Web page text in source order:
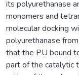
its polyurethanase
monomers and
molecular docking
polyurethanase
that the PU bound
part of the catalytic